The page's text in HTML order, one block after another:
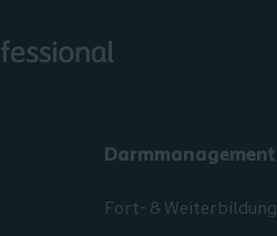
Darmmanagement
Fort- & Weiterbildung